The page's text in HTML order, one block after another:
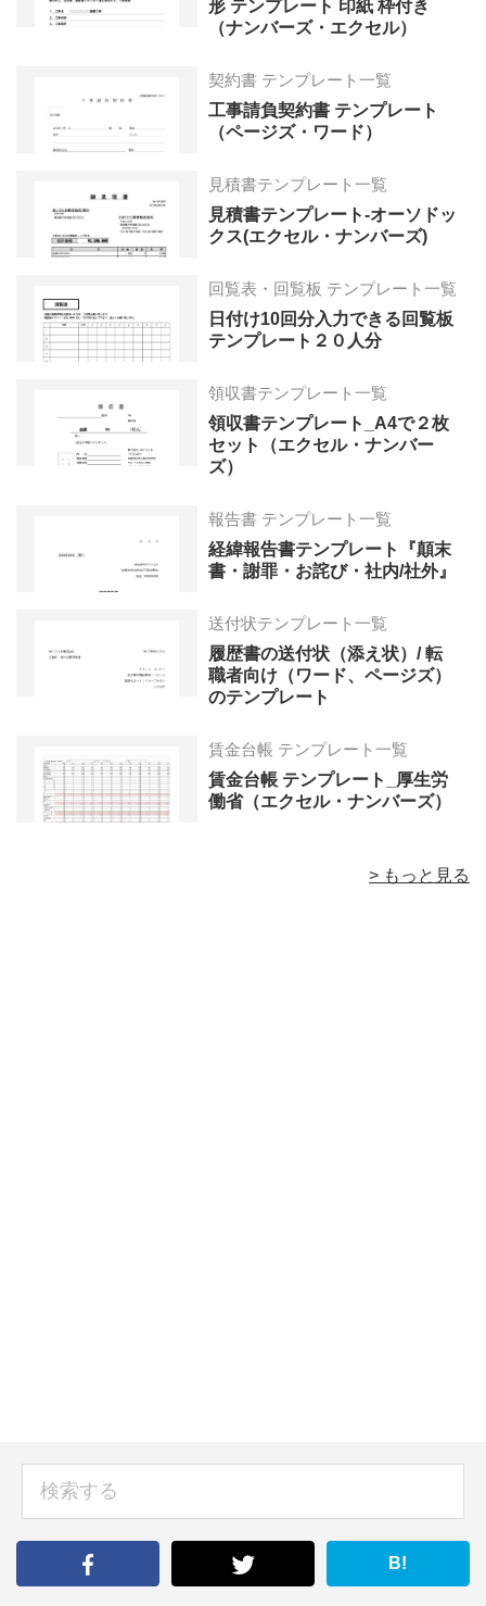
形 テンプレート 印紙 枠付き
（ナンバーズ・エクセル）
契約書 テンプレート一覧
工事請負契約書 テンプレート
（ページズ・ワード）
見積書テンプレート一覧
見積書テンプレート-オーソドッ
クス(エクセル・ナンバーズ)
回覧表・回覧板 テンプレート一覧
日付け10回分入力できる回覧板
テンプレート２０人分
領収書テンプレート一覧
領収書テンプレート_A4で２枚
セット（エクセル・ナンバー
ズ）
報告書 テンプレート一覧
経緯報告書テンプレート『顛末
書・謝罪・お詫び・社内/社外』
送付状テンプレート一覧
履歴書の送付状（添え状）/ 転
職者向け（ワード、ページズ）
のテンプレート
賃金台帳 テンプレート一覧
賃金台帳 テンプレート_厚生労
働省（エクセル・ナンバーズ）
> もっと見る
B!